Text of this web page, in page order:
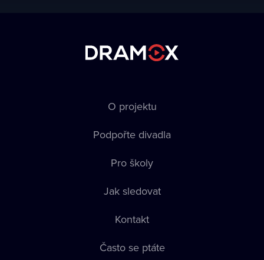
O projektu
Podpořte divadla
Pro školy
Jak sledovat
Kontakt
Často se ptáte